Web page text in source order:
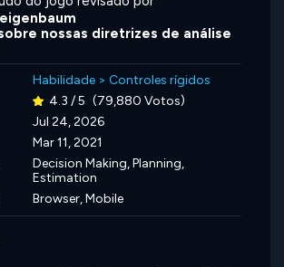
nossas diretrizes de análise
Habilidade > Controles rígidos
4.3 / 5 (79,880 Votos)
Jul 24, 2026
Mar 11, 2021
Decision Making,Planning,
Estimation
Browser, Mobile